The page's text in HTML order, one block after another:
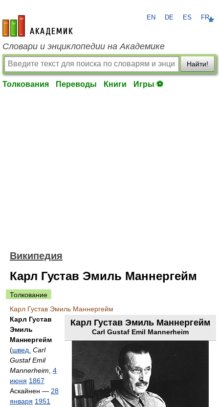
academic.ru
EN DE ES FR
Словари и энциклопедии на Академике
Найти!
Толкования Переводы Книги Игры ⚽
Википедия
Карл Густав Эмиль Маннергейм
Толкование
Карл Густав Эмиль Маннергейм
Карл Густав Эмиль Маннергейм
Carl Gustaf Emil Mannerheim
Карл Густав
Эмиль
Маннергейм
(швед. Carl
Gustaf Emil
Mannerheim 4
июня 1867
Аскайнен — 28
января 1951